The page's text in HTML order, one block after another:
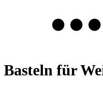
Basteln für